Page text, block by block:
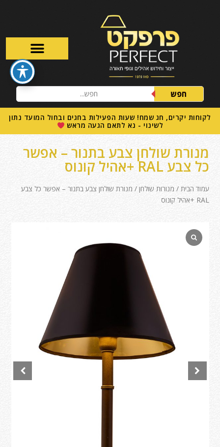
חפש
לקוחות יקרים, חג שמח! שעות הפעילות בחגים ובחול המועד נתון
לשינוי - נא לתאם הגעה מראש
מנורת שולחן צבע בתנור – אפשר
כל צבע RAL +אהיל קונוס
עמוד הבית / מנורות שולחן / מנורת שולחן צבע בתנור – אפשר כל צבע
RAL +אהיל קונוס